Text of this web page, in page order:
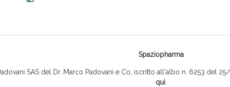
Spaziopharma
SAS del Dr. Marco Padovani e Co, iscritto all'albo n. 6253 del
qui.